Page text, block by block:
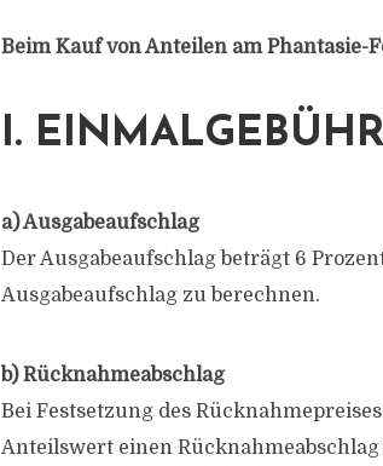
Beim Kauf von Anteilen am Phantasie-
I.
a) Ausgabeaufschlag
Der Ausgabeaufschlag beträgt 6
Ausgabeaufschlag zu berechnen.
b) Rücknahmeabschlag
Bei Festsetzung des
Anteilswert einen